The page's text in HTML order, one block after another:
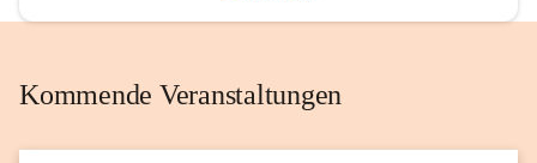
Kommende Veranstaltungen